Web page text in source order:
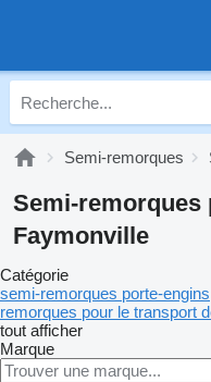
Semi-remorques
Semi-remorques
Faymonville
Catégorie
semi-remorques porte-engins
remorques pour le transport
tout afficher
Marque